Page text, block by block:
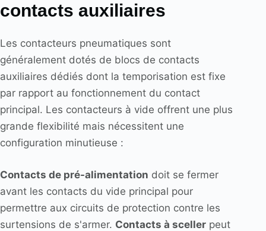
contacts auxiliaires
Les contacteurs pneumatiques sont
généralement dotés de blocs de contacts
auxiliaires dédiés dont la temporisation est fixe
par rapport au fonctionnement du contact
principal. Les contacteurs à vide offrent une plus
grande flexibilité mais nécessitent une
configuration minutieuse :
Contacts de pré-alimentation doit se fermer
avant les contacts du vide principal pour
permettre aux circuits de protection contre les
surtensions de s'armer. Contacts à sceller peut